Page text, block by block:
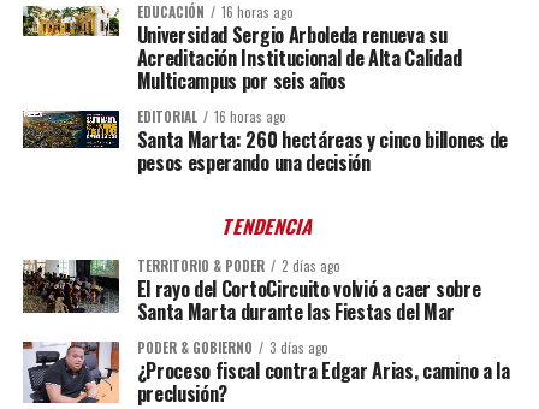
EDUCACIÓN 16 horas ago
Universidad Sergio Arboleda renueva su
Acreditación Institucional de Alta Calidad
Multicampus por seis años
EDITORIAL 16 horas ago
Santa Marta: 260 hectáreas y cinco billones de
pesos esperando una decisión
TENDENCIA
TERRITORIO & PODER 2 días ago
El rayo del CortoCircuito volvió a caer sobre
Santa Marta durante las Fiestas del Mar
PODER & GOBIERNO 3 días ago
¿Proceso fiscal contra Edgar Arias, camino a la
preclusión?